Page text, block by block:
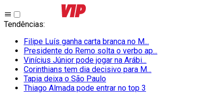
Tendências:
Filipe Luís ganha carta branca no M...
Presidente do Remo solta o verbo ap...
Vinícius Júnior pode jogar na Arábi...
Corinthians tem dia decisivo para M...
Tapia deixa o São Paulo
Thiago Almada pode entrar no top 3